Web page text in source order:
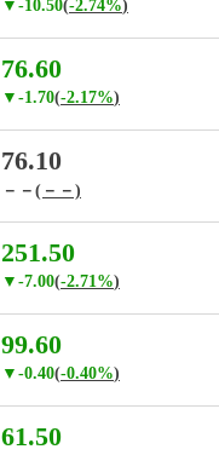
▼-10.50(-2.74%)
76.60
▼-1.70(-2.17%)
76.10
－－ (－－)
251.50
▼-7.00(-2.71%)
99.60
▼-0.40(-0.40%)
61.50